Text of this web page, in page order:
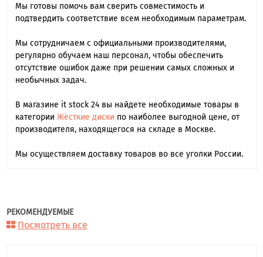
Мы готовы помочь вам сверить совместимость и
подтвердить соответствие всем необходимым параметрам.
Мы сотрудничаем с официальными производителями,
регулярно обучаем наш персонал, чтобы обеспечить
отсутствие ошибок даже при решении самых сложных и
необычных задач.
В магазине it stock 24 вы найдете необходимые товары в
категории Жёсткие диски по наиболее выгодной цене, от
производителя, находящегося на складе в Москве.
Мы осуществляем доставку товаров во все уголки России.
РЕКОМЕНДУЕМЫЕ
Посмотреть все